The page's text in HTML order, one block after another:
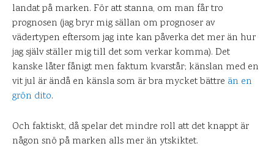
landat på marken. För att stanna, om man får tro
prognosen (jag bryr mig sällan om prognoser av
vädertypen eftersom jag inte kan påverka det mer än hur
jag själv ställer mig till det som verkar komma). Det
kanske låter fånigt men faktum kvarstår; känslan med en
vit jul är ändå en känsla som är bra mycket bättre än en
grön dito.
Och faktiskt, då spelar det mindre roll att det knappt är
någon snö på marken alls mer än ytskiktet.